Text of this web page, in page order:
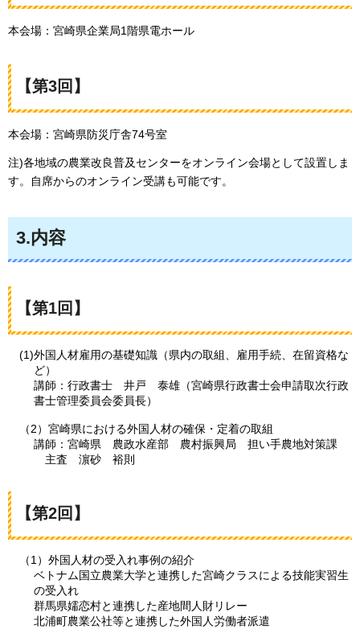
本会場：宮崎県企業局1階県電ホール
【第3回】
本会場：宮崎県防災庁舎74号室
注)各地域の農業改良普及センターをオンライン会場として設置しま
す。自席からのオンライン受講も可能です。
3.内容
【第1回】
(1)外国人材雇用の基礎知識（県内の取組、雇用手続、在留資格な
ど）
講師：行政書士
井戸 泰雄（宮崎県行政書士会申請取次行政
書士管理委員会委員長）
（2）宮崎県における外国人材の確保・定着の取組
講師：宮崎県
農政水産部 農村振興局 担い手農地対策課
主査 濵砂 裕則
【第2回】
（1）外国人材の受入れ事例の紹介
ベトナム国立農業大学と連携した宮崎クラスによる技能実習生
の受入れ
群馬県嬬恋村と連携した産地間人財リレー
北浦町農業公社等と連携した外国人労働者派遣